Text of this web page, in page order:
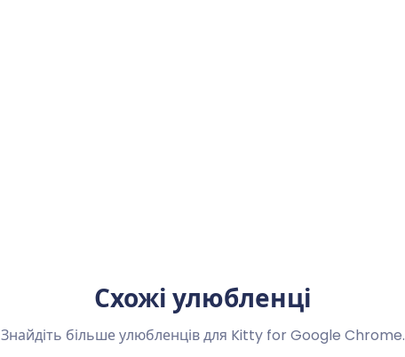
Схожі улюбленці
Знайдіть більше улюбленців для Kitty for Google Chrome.